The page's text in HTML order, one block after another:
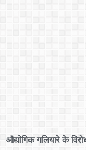
औद्योगिक गलियारे के